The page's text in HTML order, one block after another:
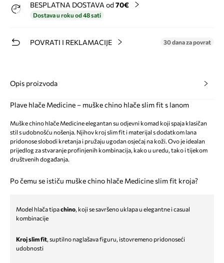
BESPLATNA DOSTAVA od 70€
Dostava u roku od 48 sati
POVRATI I REKLAMACIJE 30 dana za povrat
Opis proizvoda
Plave hlače Medicine – muške chino hlače slim fit s lanom
Muške chino hlače Medicine elegantan su odjevni komad koji spaja klasičan
stil s udobnošću nošenja. Njihov kroj slim fit i materijal s dodatkom lana
pridonose slobodi kretanja i pružaju ugodan osjećaj na koži. Ovo je idealan
prijedlog za stvaranje profinjenih kombinacija, kako u uredu, tako i tijekom
društvenih događanja.
Po čemu se ističu muške chino hlače Medicine slim fit kroja?
Model hlača tipachino, koji se savršeno uklapa u elegantne i casual
kombinacije
Kroj slim fit, suptilno naglašava figuru, istovremeno pridonoseći
udobnosti